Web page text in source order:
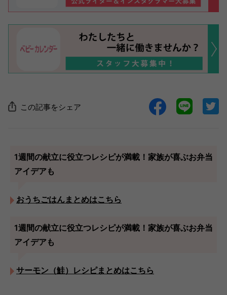
この記事をシェア
1週間の献立に役立つレシピが満載！家族が喜ぶお弁当
アイデアも
おうちごはんまとめはこちら
1週間の献立に役立つレシピが満載！家族が喜ぶお弁当
アイデアも
サーモン（鮭）レシピまとめはこちら